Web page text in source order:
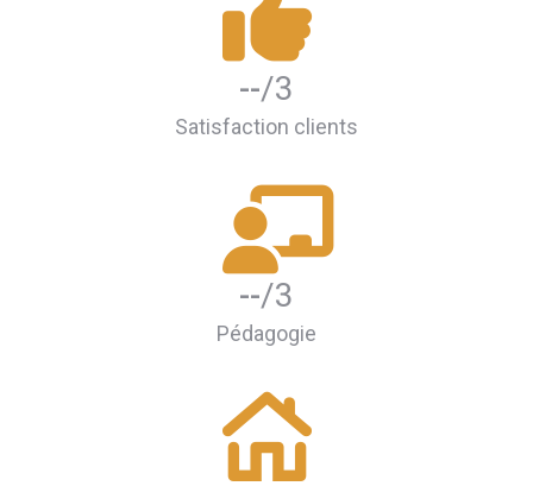
--/3
Satisfaction clients
--/3
Pédagogie